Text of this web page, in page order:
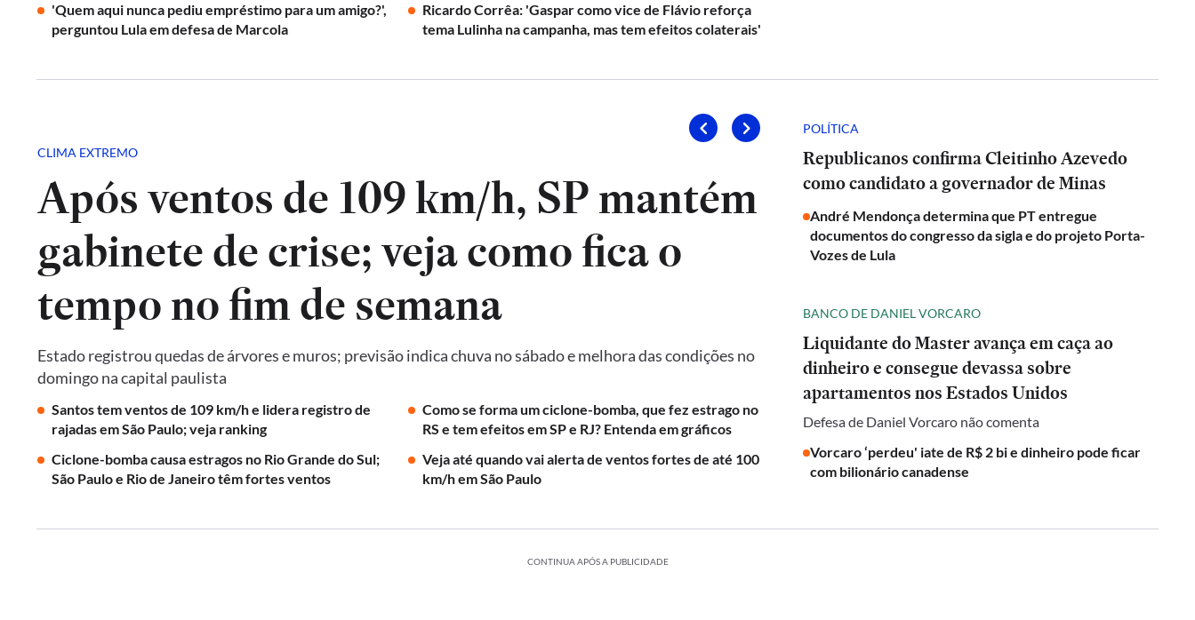
'Quem aqui nunca pediu empréstimo para um amigo?',
perguntou Lula em defesa de Marcola
Ricardo Corrêa: 'Gaspar como vice de Flávio reforça
tema Lulinha na campanha, mas tem efeitos colaterais'
CLIMA EXTREMO
Após ventos de 109 km/h, SP mantém
gabinete de crise; veja como fica o
tempo no fim de semana
Estado registrou quedas de árvores e muros; previsão indica chuva no sábado e melhora das condições no
domingo na capital paulista
Santos tem ventos de 109 km/h e lidera registro de
rajadas em São Paulo; veja ranking
Como se forma um ciclone-bomba, que fez estrago no
RS e tem efeitos em SP e RJ? Entenda em gráficos
Ciclone-bomba causa estragos no Rio Grande do Sul;
São Paulo e Rio de Janeiro têm fortes ventos
Veja até quando vai alerta de ventos fortes de até 100
km/h em São Paulo
POLÍTICA
Republicanos confirma Cleitinho Azevedo
como candidato a governador de Minas
André Mendonça determina que PT entregue
documentos do congresso da sigla e do projeto Porta-
Vozes de Lula
BANCO DE DANIEL VORCARO
Liquidante do Master avança em caça ao
dinheiro e consegue devassa sobre
apartamentos nos Estados Unidos
Defesa de Daniel Vorcaro não comenta
Vorcaro ‘perdeu' iate de R$ 2 bi e dinheiro pode ficar
com bilionário canadense
CONTINUA APÓS A PUBLICIDADE